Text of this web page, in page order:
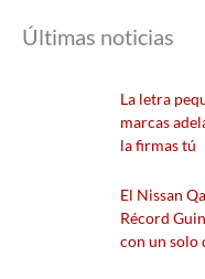
Últimas noticias
La letra
marcas
la firmas tú
El Nissan
Récord
con un solo